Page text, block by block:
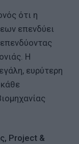
ότι η
επενδύει
Η
ευρύτερη
Project &